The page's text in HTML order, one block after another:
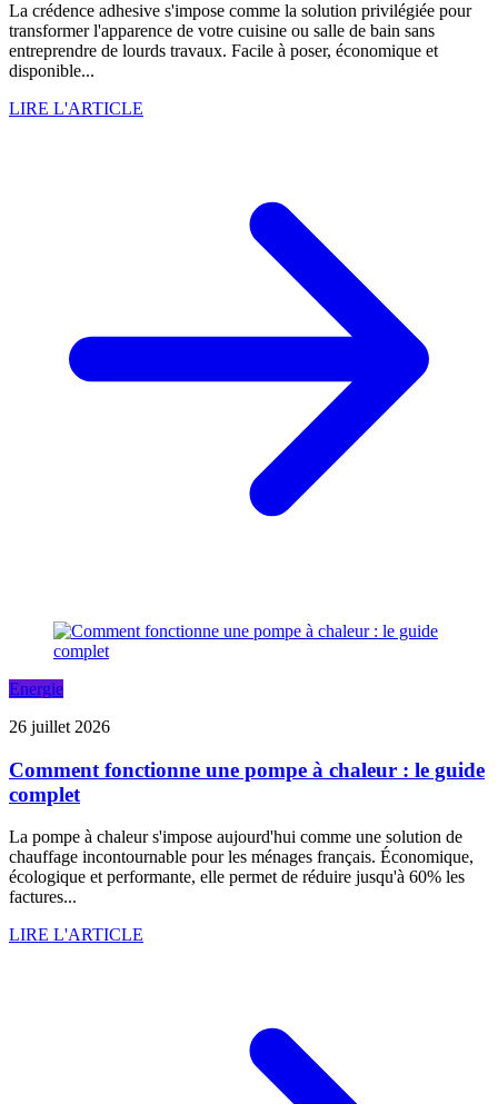
La crédence adhesive s'impose comme la solution privilégiée pour
transformer l'apparence de votre cuisine ou salle de bain sans
entreprendre de lourds travaux. Facile à poser, économique et
disponible...
LIRE L'ARTICLE
Energie
26 juillet 2026
Comment fonctionne une pompe à chaleur : le guide
complet
La pompe à chaleur s'impose aujourd'hui comme une solution de
chauffage incontournable pour les ménages français. Économique,
écologique et performante, elle permet de réduire jusqu'à 60% les
factures...
LIRE L'ARTICLE